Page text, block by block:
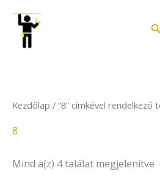
content
Kezdőlap / “8” címkével rendelkező
8
Mind a(z) 4 találat megjelenítve